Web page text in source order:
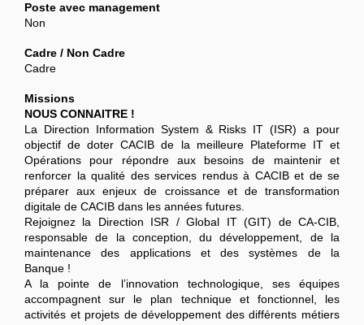
Poste avec management
Non
Cadre / Non Cadre
Cadre
Missions
NOUS CONNAITRE !
La Direction Information System & Risks IT (ISR) a pour
objectif de doter CACIB de la meilleure Plateforme IT et
Opérations pour répondre aux besoins de maintenir et
renforcer la qualité des services rendus à CACIB et de se
préparer aux enjeux de croissance et de transformation
digitale de CACIB dans les années futures.
Rejoignez la Direction ISR / Global IT (GIT) de CA-CIB,
responsable de la conception, du développement, de la
maintenance des applications et des systèmes de la
Banque !
A la pointe de l’innovation technologique, ses équipes
accompagnent sur le plan technique et fonctionnel, les
activités et projets de développement des différents métiers